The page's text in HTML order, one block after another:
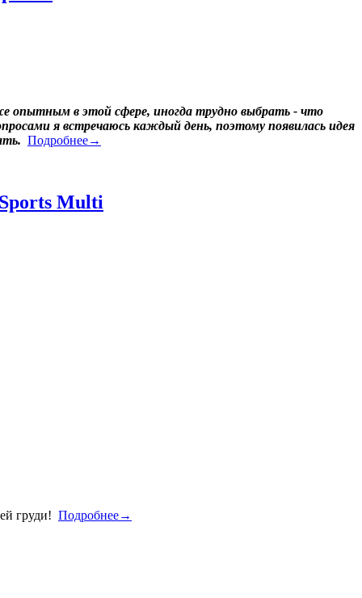
опытным в этой сфере, иногда трудно выбрать - что
я встречаюсь каждый день, поэтому появилась идея
Подробнее→
Multi
груди! Подробнее→